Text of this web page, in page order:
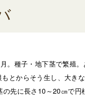
。種子・地下茎で繁殖
とからそう生し、大き
先に長さ10～20㎝で